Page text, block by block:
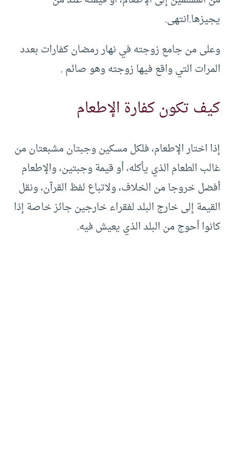
يجيزها.انتهى.
وعلى من جامع زوجته في نهار رمضان كفارات بعدد
المرات التي واقع فيها زوجته وهو صائم .
كيف تكون كفارة الإطعام
إذا اختار الإطعام، فلكل مسكين وجبتان مشبعتان من
غالب الطعام الذي يأكله، أو قيمة وجبتين، والإطعام
أفضل خروجا من الخلاف، ولاتباع لفظ القرآن، ونقل
القيمة إلى خارج البلد لفقراء خارجين جائز خاصة إذا
كانوا أحوج من البلد الذي يعيش فيه.